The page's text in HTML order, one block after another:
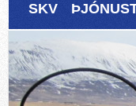
SKV